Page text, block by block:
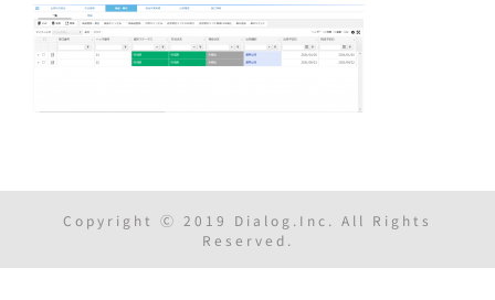
Copyright Ⓒ 2019 Dialog.Inc. All Rights
Reserved.